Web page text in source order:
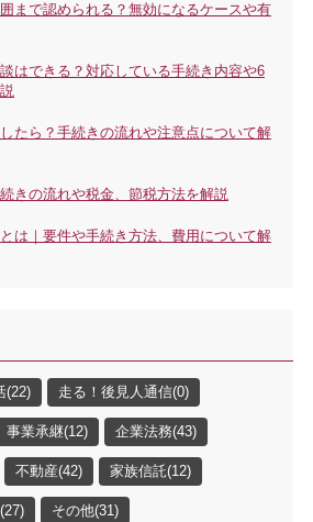
まで認められる？無効になるケースや有
はできる？対応している手続き内容や6
たら？手続きの流れや注意点について解
きの流れや税金、節税方法を解説
は｜要件や手続き方法、費用について解
(22) 走る！後見人通信(0)
事業承継(12) 企業法務(43)
不動産(42) 家族信託(12)
その他(31)